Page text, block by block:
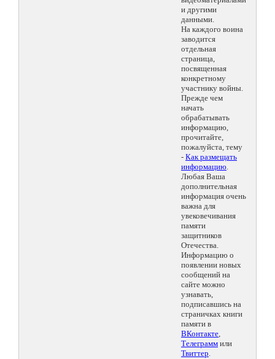
и другими
данными.
На каждого воина
заводится
отдельная
страница,
посвященная
конкретному
участнику войны.
Прежде чем
начать
обрабатывать
информацию,
прочитайте,
пожалуйста, тему
- Как размещать
информацию.
Любая Ваша
дополнительная
информация очень
важна для
увековечивания
памяти
защитников
Отечества.
Информацию о
появлении новых
сообщений на
сайте можно
узнавать,
подписавшись на
страничках книги
памяти в
ВКонтакте,
Телеграмм или
Твиттер.